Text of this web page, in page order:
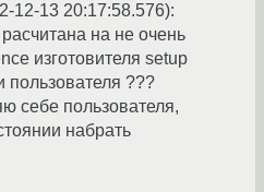
12-13 20:17:58.576):
на не очень
изготовителя setup
пользователя ???
себе пользователя,
набрать